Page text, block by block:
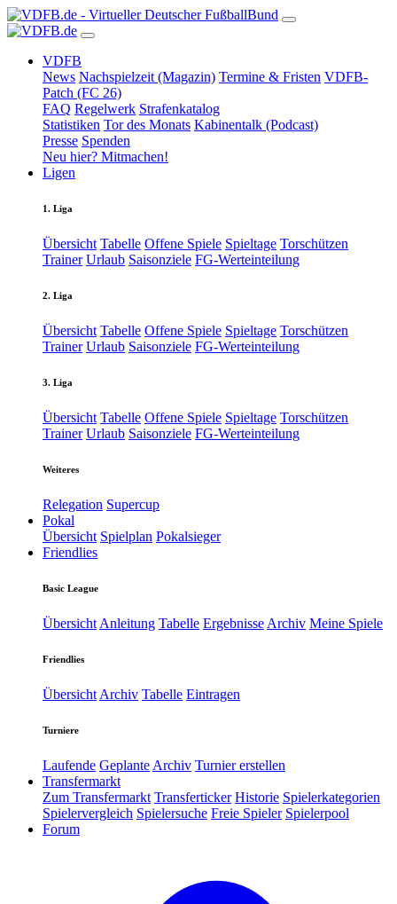
VDFB
News Nachspielzeit (Magazin) Termine & Fristen VDFB-
Patch (FC 26)
FAQ Regelwerk Strafenkatalog
Statistiken Tor des Monats Kabinentalk (Podcast)
Presse Spenden
Neu hier? Mitmachen!
Ligen
1. Liga
Übersicht Tabelle Offene Spiele Spieltage Torschützen
Trainer Urlaub Saisonziele FG-Werteinteilung
2. Liga
Übersicht Tabelle Offene Spiele Spieltage Torschützen
Trainer Urlaub Saisonziele FG-Werteinteilung
3. Liga
Übersicht Tabelle Offene Spiele Spieltage Torschützen
Trainer Urlaub Saisonziele FG-Werteinteilung
Weiteres
Relegation Supercup
Pokal
Übersicht Spielplan Pokalsieger
Friendlies
Basic League
Übersicht Anleitung Tabelle Ergebnisse Archiv Meine Spiele
Friendlies
Übersicht Archiv Tabelle Eintragen
Turniere
Laufende Geplante Archiv Turnier erstellen
Transfermarkt
Zum Transfermarkt Transferticker Historie Spielerkategorien
Spielervergleich Spielersuche Freie Spieler Spielerpool
Forum